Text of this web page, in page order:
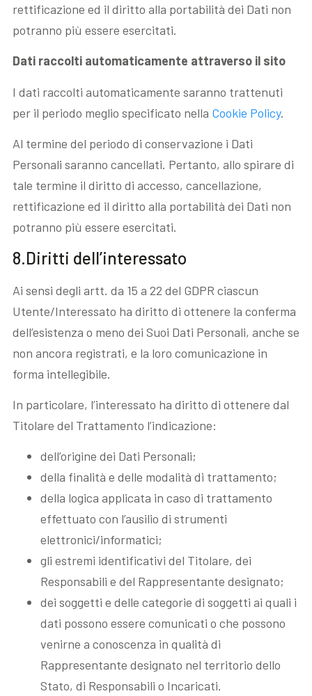
rettificazione ed il diritto alla portabilità dei Dati non
potranno più essere esercitati.
Dati raccolti automaticamente attraverso il sito
I dati raccolti automaticamente saranno trattenuti
per il periodo meglio specificato nella Cookie Policy.
Al termine del periodo di conservazione i Dati
Personali saranno cancellati. Pertanto, allo spirare di
tale termine il diritto di accesso, cancellazione,
rettificazione ed il diritto alla portabilità dei Dati non
potranno più essere esercitati.
8.Diritti dell’interessato
Ai sensi degli artt. da 15 a 22 del GDPR ciascun
Utente/Interessato ha diritto di ottenere la conferma
dell’esistenza o meno dei Suoi Dati Personali, anche se
non ancora registrati, e la loro comunicazione in
forma intellegibile.
In particolare, l’interessato ha diritto di ottenere dal
Titolare del Trattamento l’indicazione:
dell’origine dei Dati Personali;
della finalità e delle modalità di trattamento;
della logica applicata in caso di trattamento
effettuato con l’ausilio di strumenti
elettronici/informatici;
gli estremi identificativi del Titolare, dei
Responsabili e del Rappresentante designato;
dei soggetti e delle categorie di soggetti ai quali i
dati possono essere comunicati o che possono
venirne a conoscenza in qualità di
Rappresentante designato nel territorio dello
Stato, di Responsabili o Incaricati.